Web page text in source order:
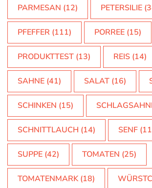
PARMESAN (12) PETERSILIE
PFEFFER (111) PORREE (15)
PRODUKTTEST (13) REIS (14)
SAHNE (41) SALAT (16)
SCHINKEN (15)
SCHNITTLAUCH (14) SENF
SUPPE (42) TOMATEN (25)
TOMATENMARK(18)